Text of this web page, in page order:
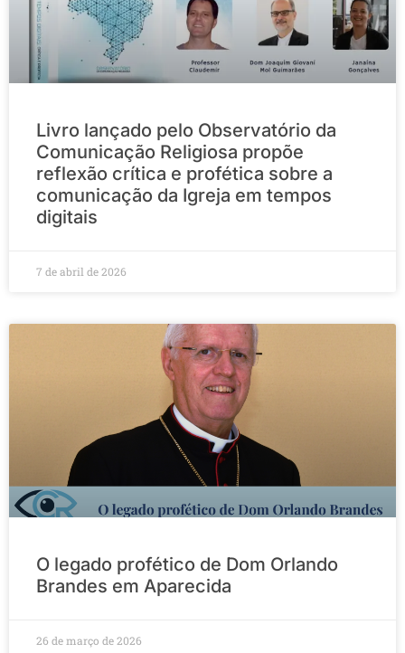
Livro lançado pelo Observatório da
Comunicação Religiosa propõe
reflexão crítica e profética sobre a
comunicação da Igreja em tempos
digitais
7 de abril de 2026
O legado profético de Dom Orlando
Brandes em Aparecida
26 de março de 2026